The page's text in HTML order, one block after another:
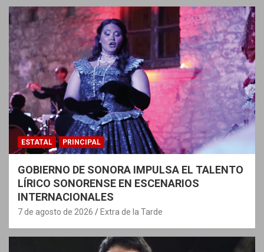
ESTATAL PRINCIPAL
GOBIERNO DE SONORA IMPULSA EL TALENTO
LÍRICO SONORENSE EN ESCENARIOS
INTERNACIONALES
7 de agosto de 2026 Extra de la Tarde